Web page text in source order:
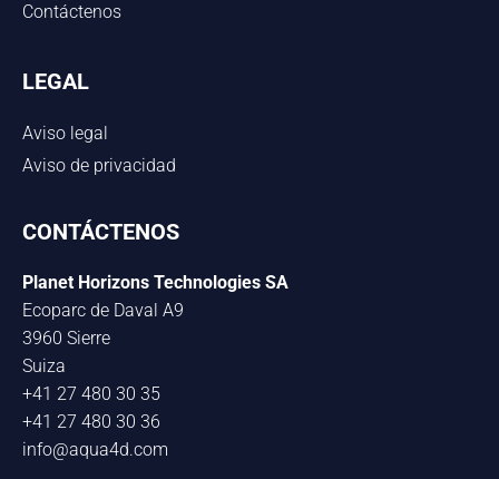
Contáctenos
LEGAL
Aviso legal
Aviso de privacidad
CONTÁCTENOS
Planet Horizons Technologies SA
Ecoparc de Daval A9
3960 Sierre
Suiza
+41 27 480 30 35
+41 27 480 30 36
info@aqua4d.com